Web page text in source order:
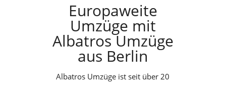
Europaweite
Umzüge mit
Albatros Umzüge
aus Berlin
Albatros Umzüge ist seit über 20